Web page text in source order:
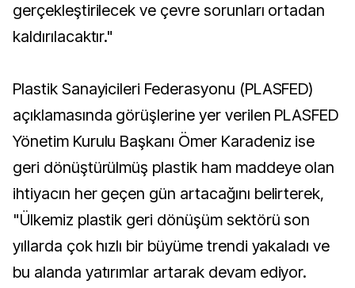
gerçekleştirilecek ve çevre sorunları ortadan
kaldırılacaktır."
Plastik Sanayicileri Federasyonu (PLASFED)
açıklamasında görüşlerine yer verilen PLASFED
Yönetim Kurulu Başkanı Ömer Karadeniz ise
geri dönüştürülmüş plastik ham maddeye olan
ihtiyacın her geçen gün artacağını belirterek,
"Ülkemiz plastik geri dönüşüm sektörü son
yıllarda çok hızlı bir büyüme trendi yakaladı ve
bu alanda yatırımlar artarak devam ediyor.